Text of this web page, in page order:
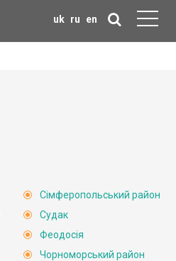
uk ru en
Сімферопольський район
Судак
Феодосія
Чорноморський район